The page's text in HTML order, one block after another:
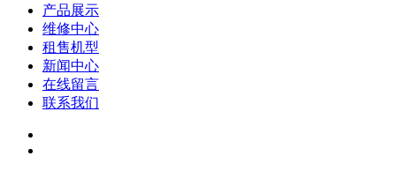
产品展示
维修中心
租售机型
新闻中心
在线留言
联系我们